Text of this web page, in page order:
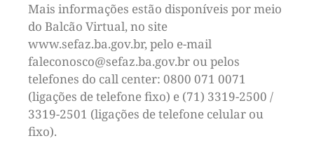
Mais informações estão disponíveis por meio
do Balcão Virtual, no site
www.sefaz.ba.gov.br, pelo e-mail
faleconosco@sefaz.ba.gov.br ou pelos
telefones do call center: 0800 071 0071
(ligações de telefone fixo) e (71) 3319-2500 /
3319-2501 (ligações de telefone celular ou
fixo).